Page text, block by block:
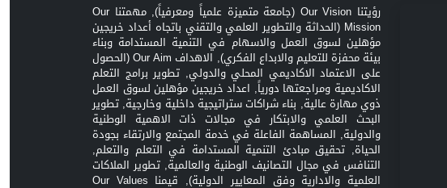
رؤيتنا Our Vision (جامعة متميزة علمياً ومعرفياً), مهمتنا Our
Mission (الحداثة والتطوير العلمي والتقني باتجاه أعداد خريجين
مؤهلين لسوق العمل والاسهام في التنمية المستدامة وبناء
بيئة محفزة للتعليم والابداع الفكري), الاهداف Our Aim (الحصول
على الاعتماد الاكاديمي المحلي والدولي, تطوير برامج التعلم
الاكاديمية ومراجعتها دورياً, اعداد خريجين مؤهلين لسوق العمل
ذوي مهارة عالية, بناء شراكات ستراتيجية داخلية وخارجية, تطوير
البحث العلمي والابتكار في مجالات ذات الاهمية الوطنية
والدولية, المساهمة الفاعلة في خدمة المجتمع والارتقاء بجودة
الحياة, تحقيق مبادئ التنمية المستدامة في التعلم والتعلم,
التنافس في مجال التصانيف الوطنية والعالمية, تطوير الملاكات
العلمية والادارية وفق المعايير الدولية), قيمنا Our Values